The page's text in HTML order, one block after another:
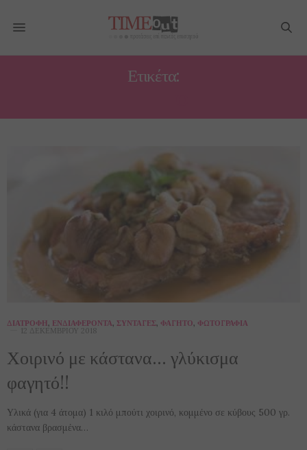
Ετικέτα:
ΔΙΑΤΡΟΦΉ, ΕΝΔΙΑΦΈΡΟΝΤΑ, ΣΥΝΤΑΓΈΣ, ΦΑΓΗΤΌ, ΦΩΤΟΓΡΑΦΊΑ
12 ΔΕΚΕΜΒΡΊΟΥ 2018
Χοιρινό με κάστανα… γλύκισμα
φαγητό!!
Υλικά (για 4 άτομα) 1 κιλό μπούτι χοιρινό, κομμένο σε κύβους 500 γρ.
κάστανα βρασμένα…